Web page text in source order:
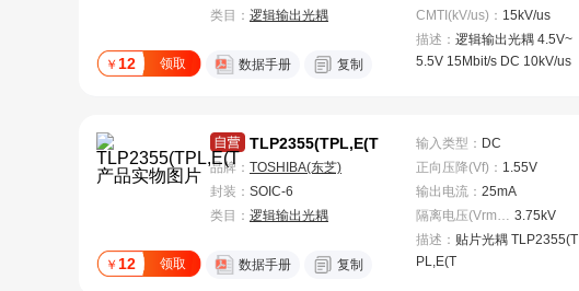
类目： 逻辑输出光耦
￥ 12 领取 数据手册 复制
CMTI(kV/us) ： 15kV/us
描述： 逻辑输出光耦 4.5V~
5.5V 15Mbit/s DC 10kV/us
TLP2355(TPL,E(T
品牌： TOSHIBA(东芝)
封装： SOIC-6
类目： 逻辑输出光耦
￥ 12 领取 数据手册 复制
输入类型 ： DC
正向压降(Vf) ： 1.55V
输出电流： 25mA
隔离电压(Vrms)：3.75kV
描述： 贴片光耦 TLP2355(T
PL,E(T